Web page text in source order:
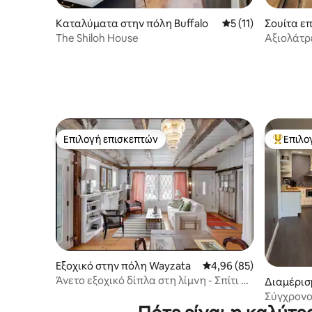
Καταλύματα στην πόλη Buffalo Μέση βαθμολογία:
5 (11)
The Shiloh House
Σουίτα
λη
Επιλογή επισκεπτών
Επιλογή επισκεπτών
Εξοχικό στην πόλη Wayzata Μέση βαθμολογία:
4,96 (85)
Άνετο εξοχικό δίπλα στη λίμνη - Σπίτι με
Michael
έξοδο